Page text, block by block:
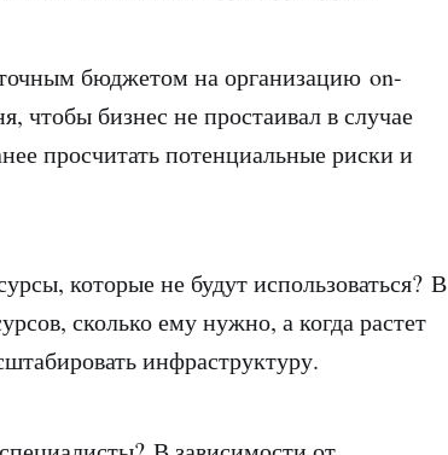
бюджетом на организацию on-
чтобы бизнес не простаивал в случае
просчитать потенциальные риски и
которые не будут использоваться? В
сколько ему нужно, а когда растет
инфраструктуру.